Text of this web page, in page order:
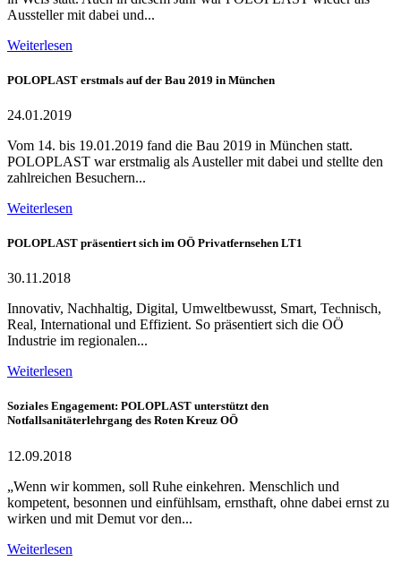
Aussteller mit dabei und...
Weiterlesen
POLOPLAST erstmals auf der Bau 2019 in München
24.01.2019
Vom 14. bis 19.01.2019 fand die Bau 2019 in München statt.
POLOPLAST war erstmalig als Austeller mit dabei und stellte den
zahlreichen Besuchern...
Weiterlesen
POLOPLAST präsentiert sich im OÖ Privatfernsehen LT1
30.11.2018
Innovativ, Nachhaltig, Digital, Umweltbewusst, Smart, Technisch,
Real, International und Effizient. So präsentiert sich die OÖ
Industrie im regionalen...
Weiterlesen
Soziales Engagement: POLOPLAST unterstützt den
Notfallsanitäterlehrgang des Roten Kreuz OÖ
12.09.2018
„Wenn wir kommen, soll Ruhe einkehren. Menschlich und
kompetent, besonnen und einfühlsam, ernsthaft, ohne dabei ernst zu
wirken und mit Demut vor den...
Weiterlesen